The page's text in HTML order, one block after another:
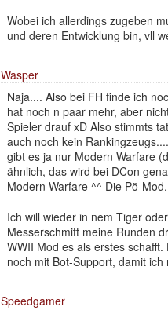
Wobei ich allerdings zugeben
und deren Entwicklung bin, vll
Wasper
Naja.... Also bei FH finde ich
hat noch n paar mehr, aber
Spieler drauf xD Also stimmts
auch noch kein
gibt es ja nur Modern Warfare
ähnlich, das wird bei DCon
Modern Warfare ^^ Die Pö-
Ich will wieder in nem Tiger
Messerschmitt meine Runden
WWII Mod es als erstes
noch mit Bot-Support, damit
Speedgamer